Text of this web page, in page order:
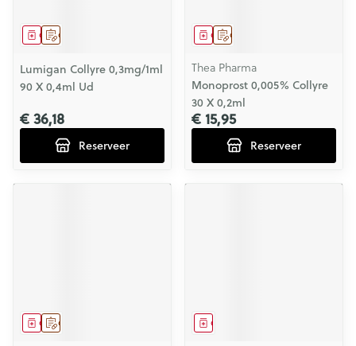
Op voorschrift
Geneesmiddel
Lumigan Collyre 0,3mg/1ml
90 X 0,4ml Ud
€ 36,18
Reserveer
Op voorschrift
Geneesmiddel
Thea Pharma
Monoprost 0,005% Collyre
30 X 0,2ml
€ 15,95
Reserveer
Op voorschrift
Geneesmiddel Geneesmiddel